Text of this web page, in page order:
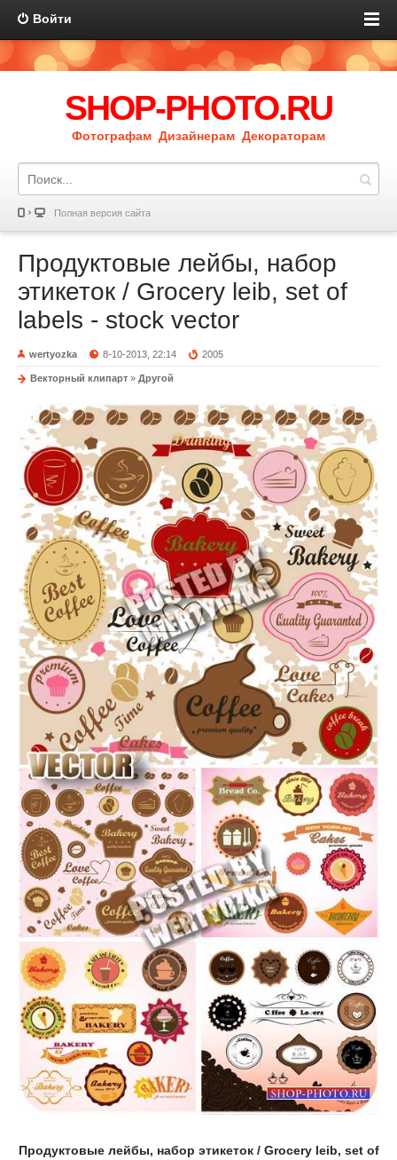
Войти
SHOP-PHOTO.RU
Фотографам Дизайнерам Декораторам
Полная версия сайта
Продуктовые лейбы, набор
этикеток / Grocery leib, set of
labels - stock vector
wertyozka 8-10-2013, 22:14 2005
Векторный клипарт » Другой
Продуктовые лейбы, набор этикеток / Grocery leib, set of